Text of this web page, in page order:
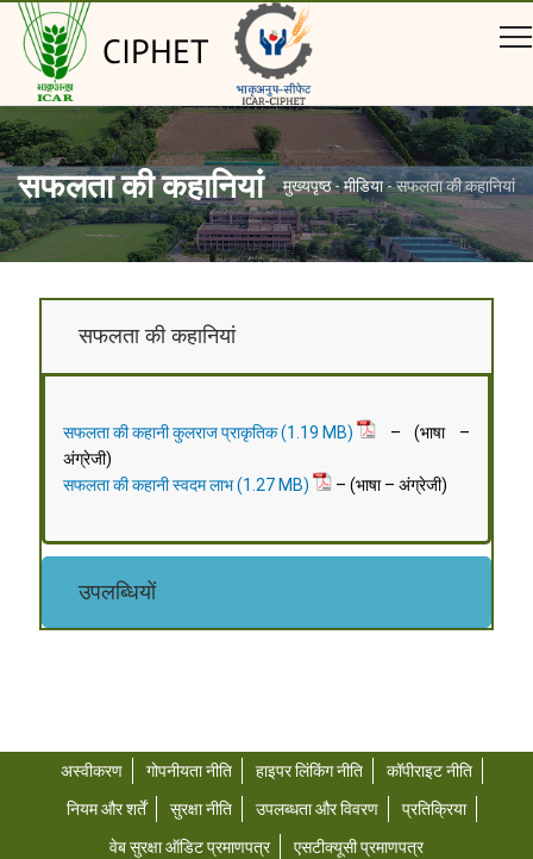
CIPHET
सफलता की कहानियां मुख्यपृष्ठ-मीडिया-सफलता की कहानियां
सफलता की कहानियां
सफलता की कहानी कुलराज प्राकृतिक
– (भाषा –
अंग्रेजी)
सफलता की कहानी स्वदम लाभ
– (भाषा – अंग्रेजी)
उपलब्धियों
अस्वीकरण गोपनीयता नीति हाइपर लिंकिंग नीति
कॉपीराइट नीति
नियम और शर्तें
सुरक्षा नीति उपलब्धता और विवरण
प्रतिक्रिया
वेब सुरक्षा ऑडिट प्रमाणपत्र
एसटीक्यूसी प्रमाणपत्र